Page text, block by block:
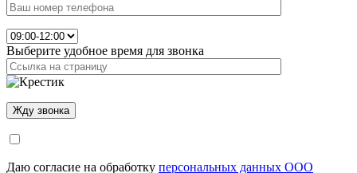
Выберите удобное время для звонка
Даю согласие на обработку персональных данных ООО